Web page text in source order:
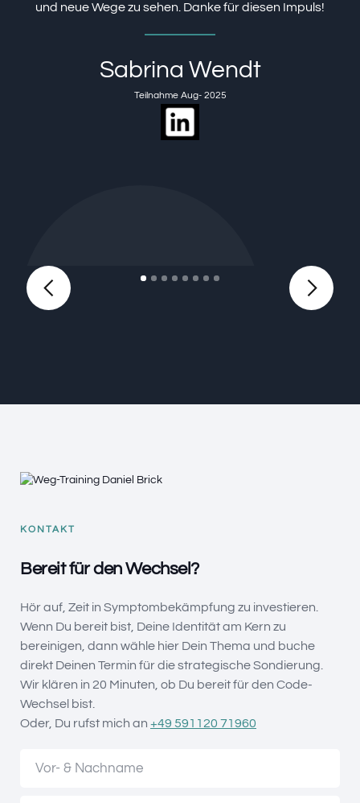
und neue Wege zu sehen. Danke für diesen Impuls!
Sabrina Wendt
Teilnahme Aug- 2025
KONTAKT
Bereit für den Wechsel?
Hör auf, Zeit in Symptombekämpfung zu investieren.
Wenn Du bereit bist, Deine Identität am Kern zu
bereinigen, dann wähle hier Dein Thema und buche
direkt Deinen Termin für die strategische Sondierung.
Wir klären in 20 Minuten, ob Du bereit für den Code-
Wechsel bist.
Oder, Du rufst mich an +49 591120 71960